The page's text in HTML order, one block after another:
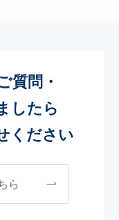
質問・
したら
ください
ら